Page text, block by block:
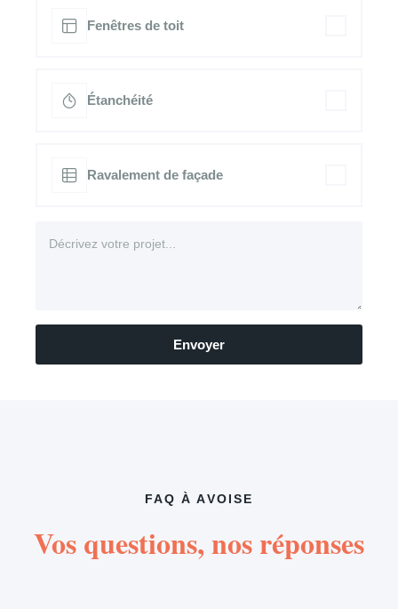
Fenêtres de toit
Étanchéité
Ravalement de façade
Envoyer
FAQ À AVOISE
Vos questions, nos réponses